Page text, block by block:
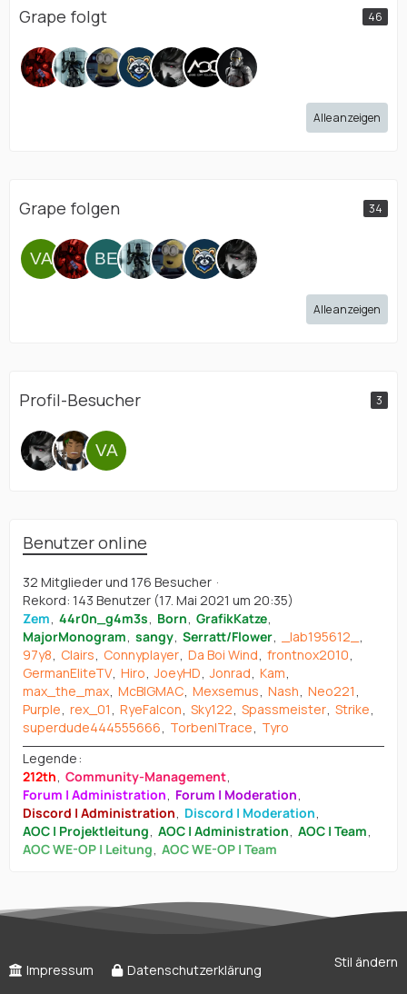
Grape folgt 46
Alle anzeigen
Grape folgen 34
Alle anzeigen
Profil-Besucher 3
Benutzer online
32 Mitglieder und 176 Besucher
Rekord: 143 Benutzer (17. Mai 2021 um 20:35)
Zem 44r0n_g4m3s Born GrafikKatze
MajorMonogram sangy Serratt/Flower
_lab195612_
97y8
Clairs Connyplayer Da Boi Wind frontnox2010
GermanEliteTV Hiro JoeyHD Jonrad Kam
max_the_max McBIGMAC Mexsemus Nash Neo221
Purple rex_01 RyeFalcon Sky122 Spassmeister Strike
superdude444555666
Torben|Trace
Tyro
Legende
212th Community-Management
Forum | Administration
Forum | Moderation
Discord | Administration
Discord | Moderation
AOC | Projektleitung AOC | Administration AOC | Team
AOC WE-OP | Leitung AOC WE-OP | Team
Stil ändern
Impressum Datenschutzerklärung